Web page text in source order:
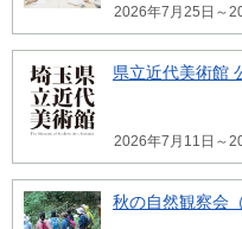
2026年7月25日～
県立近代美術館
2026年7月11日～
秋の自然観察会